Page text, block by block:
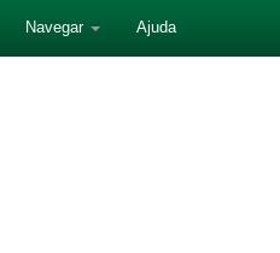
Navegar Ajuda